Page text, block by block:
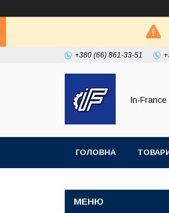
+380 (66) 861-33-51
In-France
ГОЛОВНА